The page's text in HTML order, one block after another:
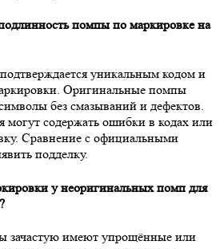
помпы по маркировке на
уникальным кодом и
Оригинальные помпы
без смазываний и дефектов.
могут содержать ошибки в кодах или
Сравнение с официальными
подделку.
у неоригинальных помп для
зачастую имеют упрощённые или